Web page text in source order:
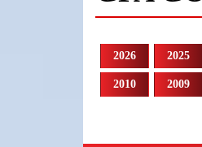
2026 2025
2010 2009